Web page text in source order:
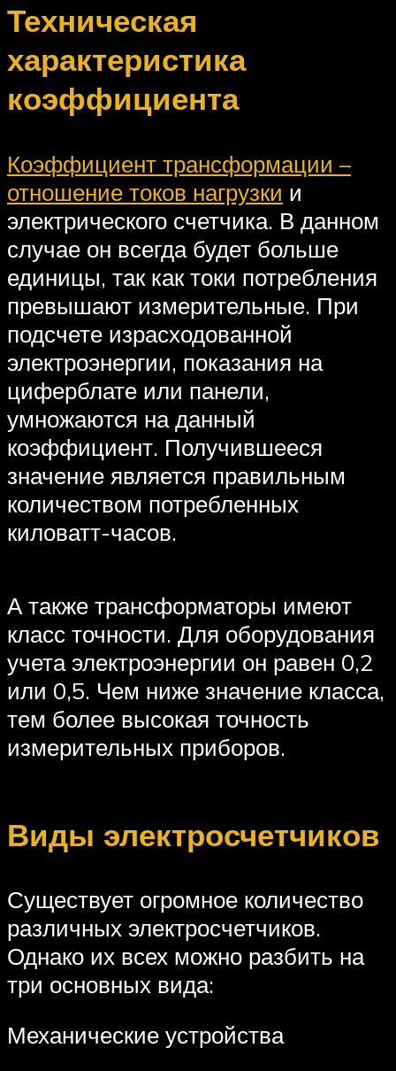
Техническая
характеристика
коэффициента
Коэффициент трансформации –
отношение токов нагрузки и
электрического счетчика. В данном
случае он всегда будет больше
единицы, так как токи потребления
превышают измерительные. При
подсчете израсходованной
электроэнергии, показания на
циферблате или панели,
умножаются на данный
коэффициент. Получившееся
значение является правильным
количеством потребленных
киловатт-часов.
А также трансформаторы имеют
класс точности. Для оборудования
учета электроэнергии он равен 0,2
или 0,5. Чем ниже значение класса,
тем более высокая точность
измерительных приборов.
Виды электросчетчиков
Существует огромное количество
различных электросчетчиков.
Однако их всех можно разбить на
три основных вида:
Механические устройства